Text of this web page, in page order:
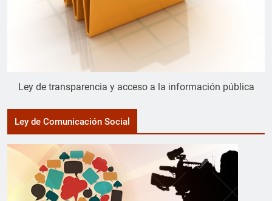
Ley de transparencia y acceso a la información pública
Ley de Comunicación Social